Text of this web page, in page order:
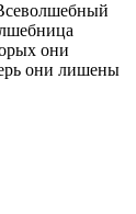
они
они лишены